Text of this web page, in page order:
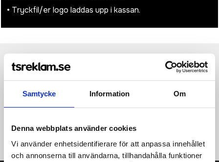
Samtycke Information Om
Denna webbplats använder cookies
Vi använder enhetsidentifierare för att anpassa innehållet
och annonserna till användarna, tillhandahålla funktioner
• Tryckfil/er logo laddas upp i kassan.
Produktinformation Recensioner (954st)
Quiltad jacka med dunaktig känsla och tight huva för dam.
Omvända dragkedjor med matchande hakskydd. Två
fåll och huva. Kontrasterande foder. Förvaringsväska ingår.
Lätt och vikbart plagg. Figursydd. Vattentålig. Vindtät modell.